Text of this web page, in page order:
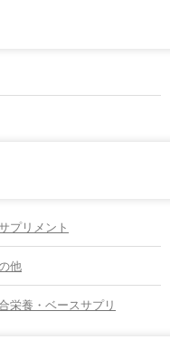
プリメント
他
栄養・ベースサプリ